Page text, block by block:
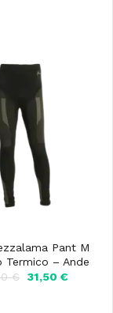
Pant M
Termico – Ande
€
Il
31,50€Il